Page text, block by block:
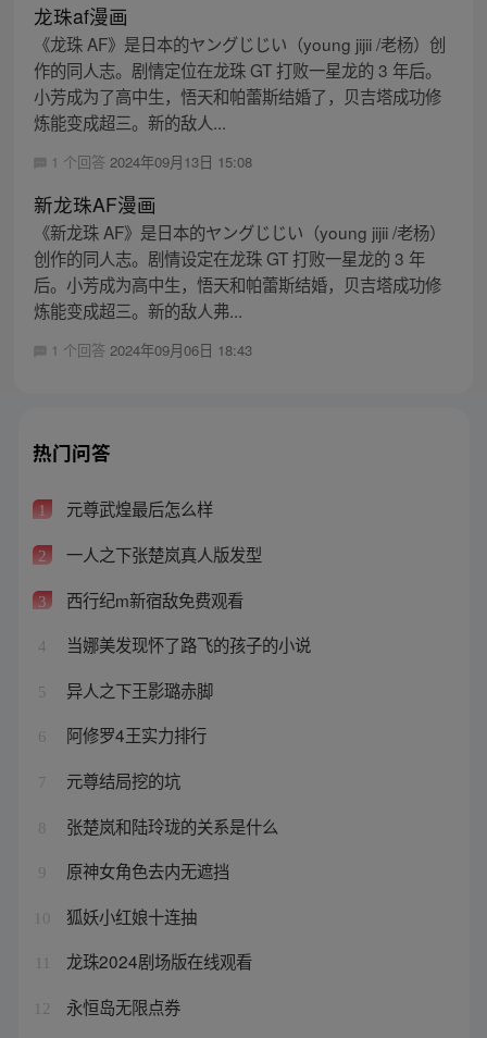
龙珠af漫画
《龙珠 AF》是日本的ヤングじじい（young jijii /老杨）创
作的同人志。剧情定位在龙珠 GT 打败一星龙的 3 年后。
小芳成为了高中生，悟天和帕蕾斯结婚了，贝吉塔成功修
炼能变成超三。新的敌人...
1 个回答 2024年09月13日 15:08
新龙珠AF漫画
《新龙珠 AF》是日本的ヤングじじい（young jijii /老杨）
创作的同人志。剧情设定在龙珠 GT 打败一星龙的 3 年
后。小芳成为高中生，悟天和帕蕾斯结婚，贝吉塔成功修
炼能变成超三。新的敌人弗...
1 个回答 2024年09月06日 18:43
热门问答
1 元尊武煌最后怎么样
2 一人之下张楚岚真人版发型
3 西行纪m新宿敌免费观看
4 当娜美发现怀了路飞的孩子的小说
5 异人之下王影璐赤脚
6 阿修罗4王实力排行
7 元尊结局挖的坑
8 张楚岚和陆玲珑的关系是什么
9 原神女角色去内无遮挡
10 狐妖小红娘十连抽
龙珠2024剧场版在线观看
12 永恒岛无限点券